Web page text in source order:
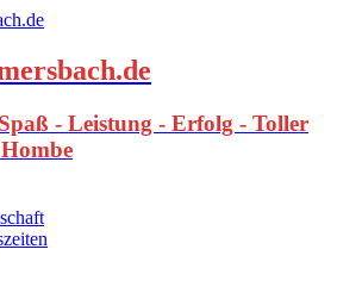
- Leistung - Erfolg - Toller